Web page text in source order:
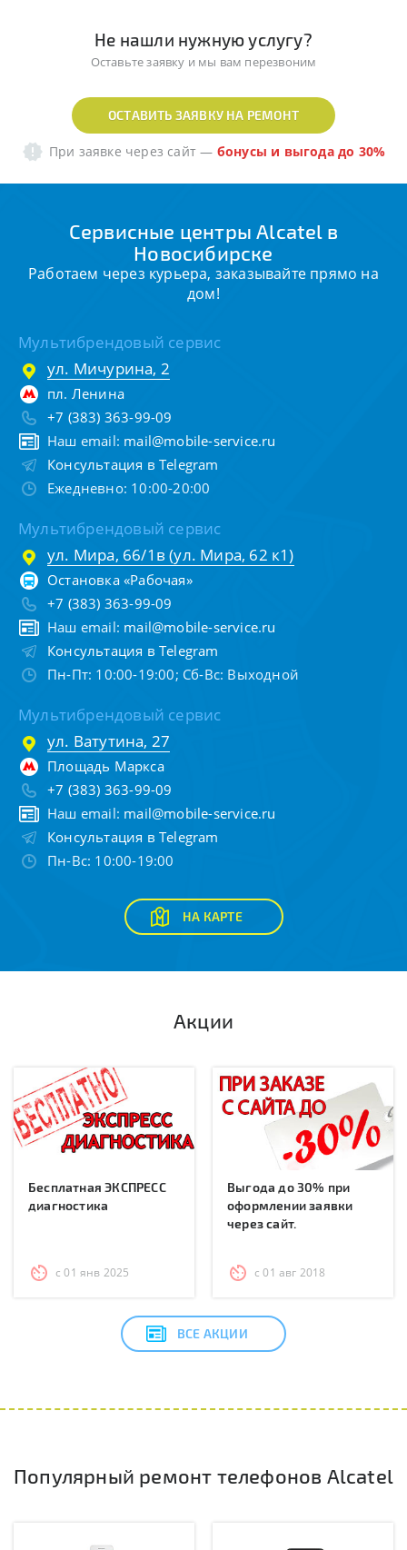
Не нашли нужную услугу?
Оставьте заявку и мы вам перезвоним
ОСТАВИТЬ ЗАЯВКУ НА РЕМОНТ
При заявке через сайт — бонусы и выгода до 30%
Сервисные центры Alcatel в
Новосибирске
Работаем через курьера, заказывайте прямо на
дом!
Мультибрендовый сервис
ул. Мичурина, 2
пл. Ленина
+7 (383) 363-99-09
Наш email: mail@mobile-service.ru
Консультация в Telegram
Ежедневно: 10:00-20:00
Мультибрендовый сервис
ул. Мира, 66/1в (ул. Мира, 62 к1)
Остановка «Рабочая»
+7 (383) 363-99-09
Наш email: mail@mobile-service.ru
Консультация в Telegram
Пн-Пт: 10:00-19:00; Сб-Вс: Выходной
Мультибрендовый сервис
ул. Ватутина, 27
Площадь Маркса
+7 (383) 363-99-09
Наш email: mail@mobile-service.ru
Консультация в Telegram
Пн-Вс: 10:00-19:00
НА КАРТЕ
Акции
Бесплатная ЭКСПРЕСС
диагностика
с 01 янв 2025
Выгода до 30% при
оформлении заявки
через сайт.
с 01 авг 2018
ВСЕ АКЦИИ
Популярный ремонт телефонов Alcatel